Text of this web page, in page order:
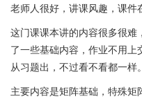
老师人很好，讲课风趣，课件
这门课课本讲的内容很多很
了一些基础内容，作业不用上
从习题出，不过看不看都一样。
主要内容是矩阵基础，特殊